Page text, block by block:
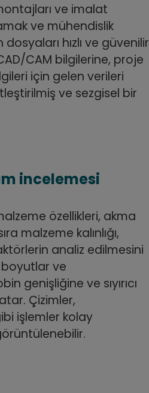
ve imalat
ve mühendislik
hızlı ve güvenilir
CAM bilgilerine, proje
için gelen verileri
ve sezgisel bir
incelemesi
özellikleri, akma
malzeme kalınlığı,
analiz edilmesini
boyutlar ve
genişliğine ve sıyırıcı
Çizimler,
işlemler kolay